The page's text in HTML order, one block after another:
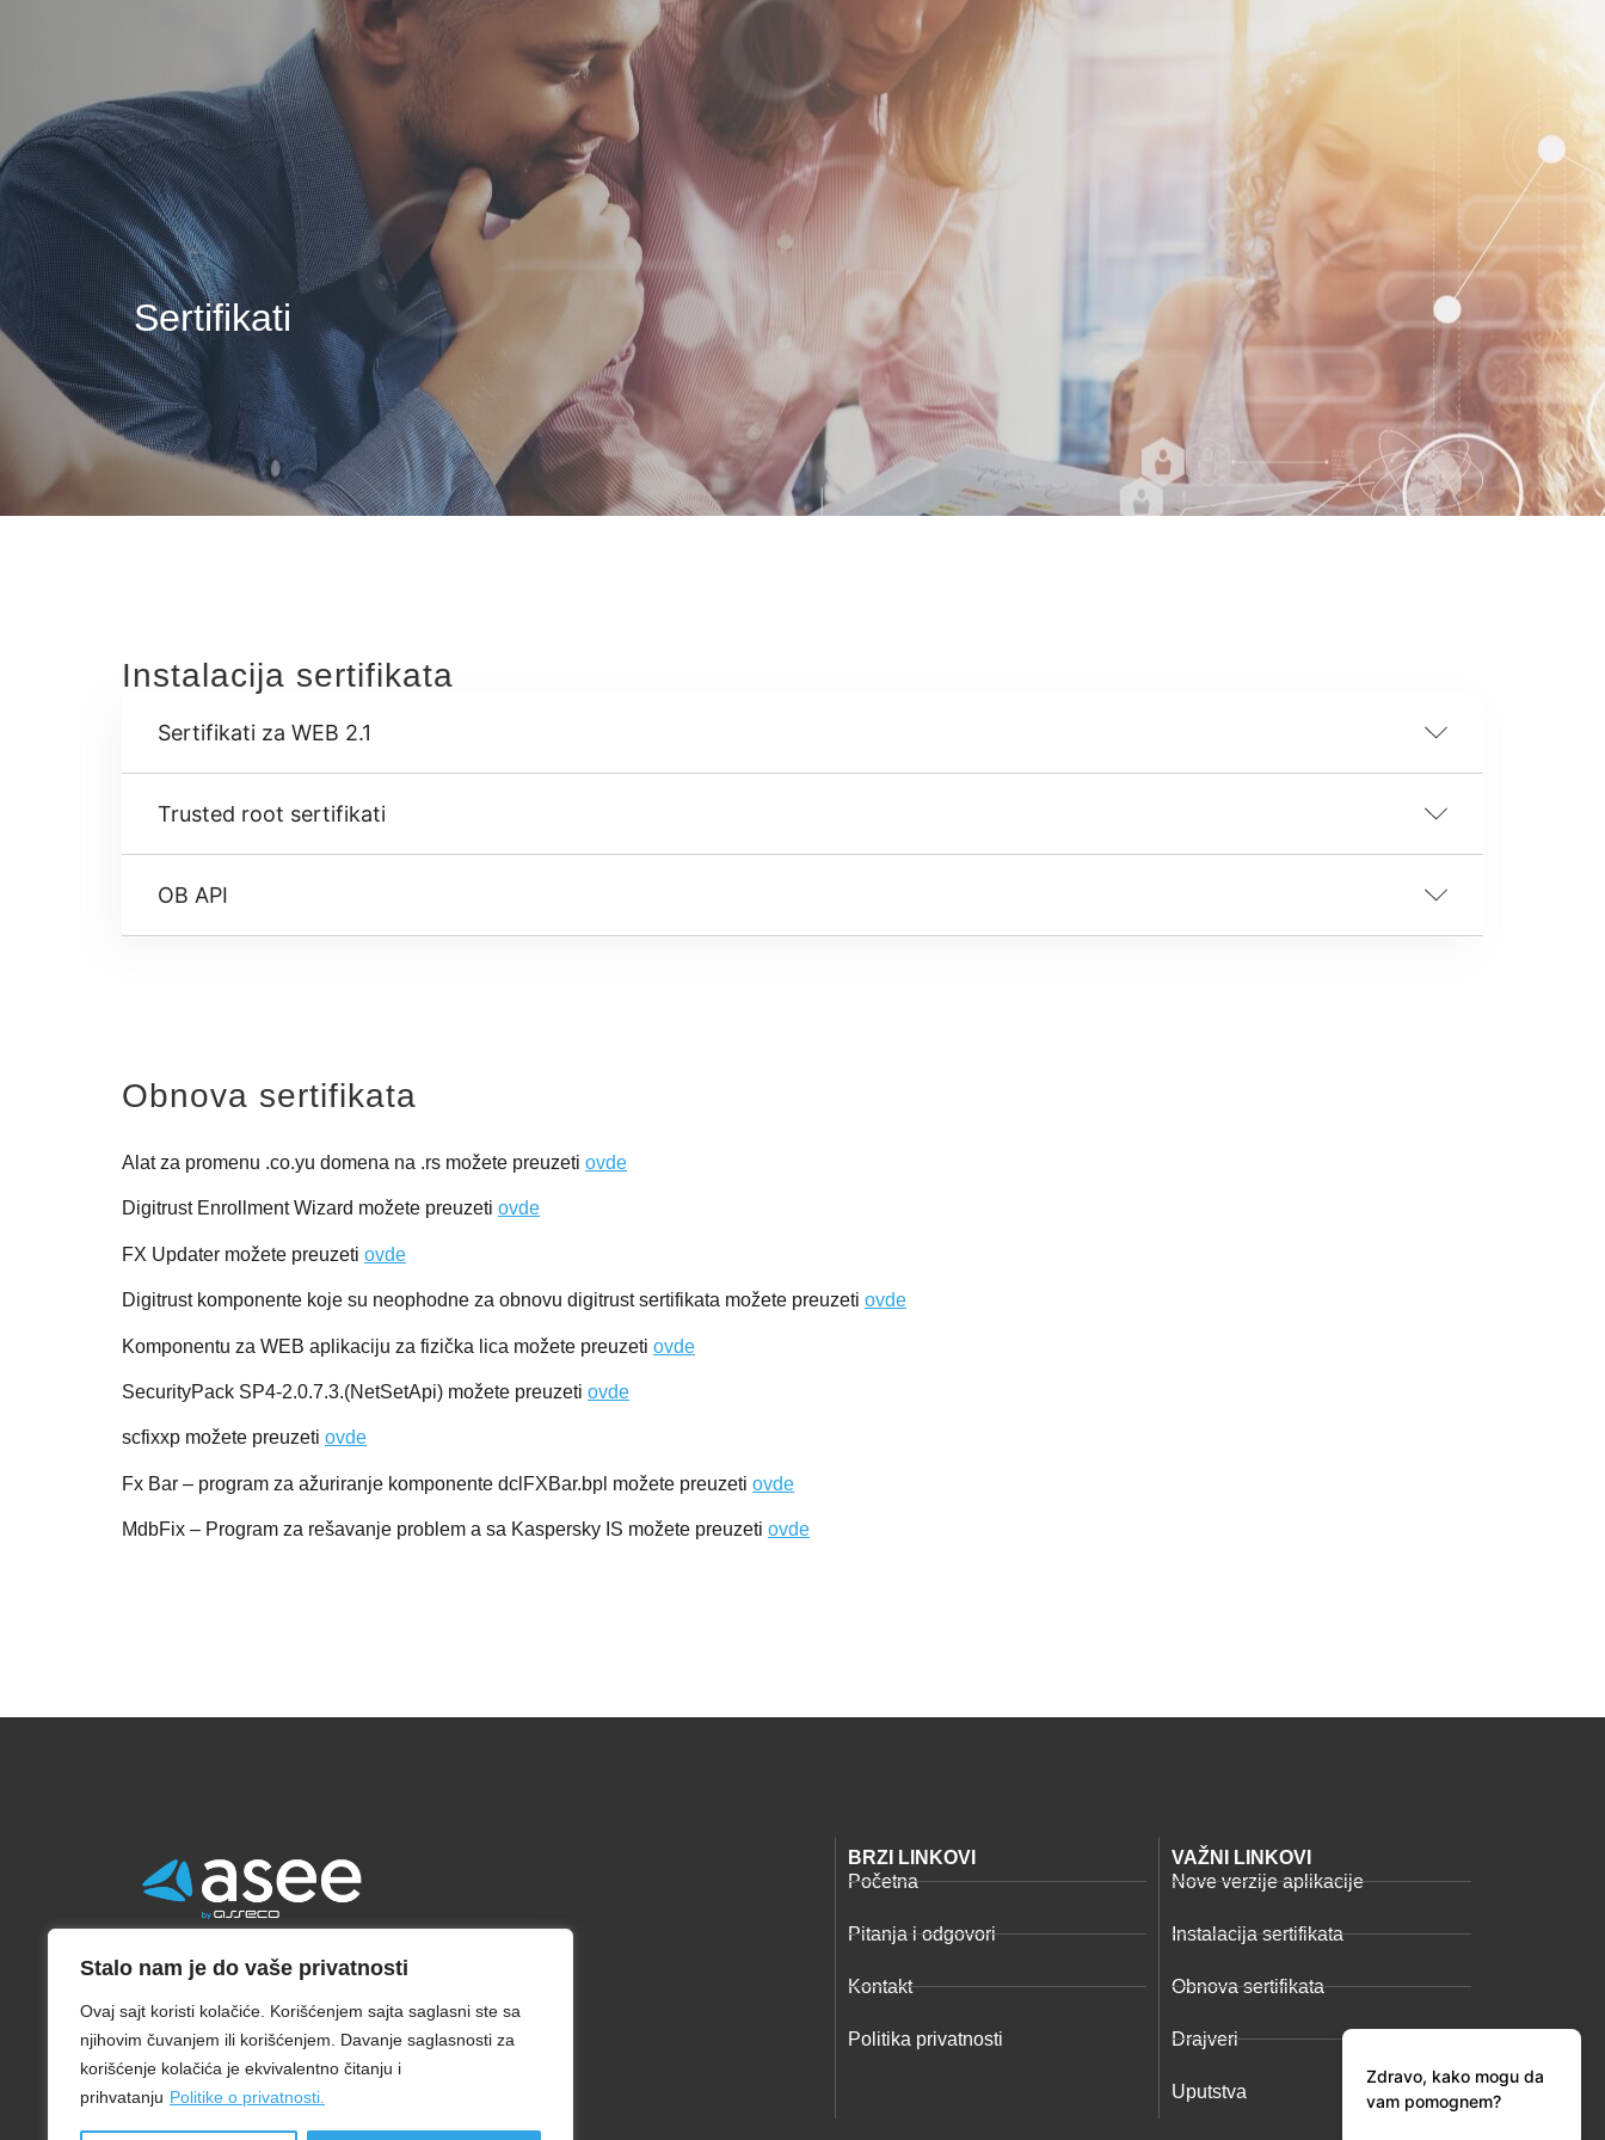
Stalo nam je do vaše privatnosti
Ovaj sajt koristi kolačiće. Korišćenjem sajta saglasni ste sa
njihovim čuvanjem ili korišćenjem. Davanje saglasnosti za
korišćenje kolačića je ekvivalentno čitanju i
prihvatanju Politike o privatnosti.
24X7 SERVISNI
CENTAR
Sertifikati
Instalacija sertifikata
Sertifikati za WEB 2.1
Trusted root sertifikati
OB API
Obnova sertifikata
Alat za promenu .co.yu domena na .rs možete preuzeti ovde
Digitrust Enrollment Wizard možete preuzeti ovde
FX Updater možete preuzeti ovde
Digitrust komponente koje su neophodne za obnovu digitrust sertifikata možete preuzeti ovde
Komponentu za WEB aplikaciju za fizička lica možete preuzeti ovde
SecurityPack SP4-2.0.7.3.(NetSetApi) možete preuzeti ovde
scfixxp možete preuzeti ovde
Fx Bar – program za ažuriranje komponente dclFXBar.bpl možete preuzeti ovde
MdbFix – Program za rešavanje problem a sa Kaspersky IS možete preuzeti ovde
Milutina Milankovića 19g, 11070
Beograd
BRZI LINKOVI
Početna
Pitanja i odgovori
Kontakt
Politika privatnosti
VAŽNI LINKOVI
Nove verzije aplikacije
Instalacija sertifikata
Obnova sertifikata
Drajveri
Uputstva
Zdravo, kako mogu da
vam pomognem?